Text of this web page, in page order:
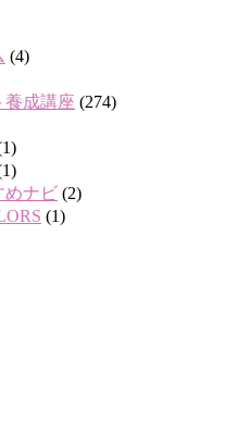
(4)
養成講座 (274)
めナビ (2)
(1)